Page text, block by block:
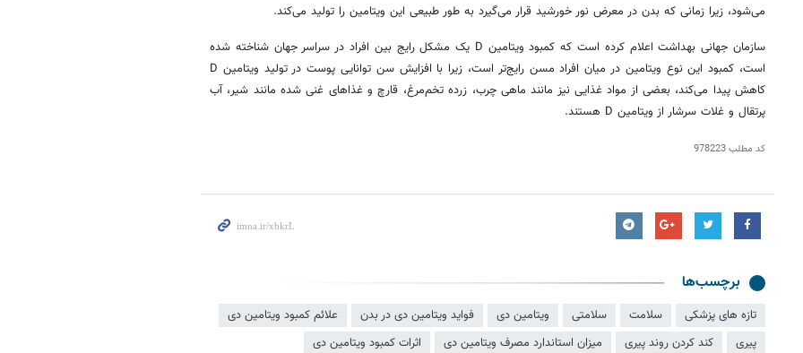
می‌‏شود، زیرا زمانی که بدن در معرض نور خورشید قرار می‌گیرد به طور طبیعی این ویتامین را تولید می‌کند.
سازمان جهانی بهداشت اعلام کرده است که کمبود ویتامین D یک مشکل رایج بین افراد در سراسر جهان شناخته شده
است، کمبود این نوع ویتامین در میان افراد مسن رایج‌تر است، زیرا با افزایش سن توانایی پوست در تولید ویتامین D
کاهش پیدا می‌کند، بعضی از مواد غذایی نیز مانند ماهی چرب، زرده تخم‌مرغ، قارچ و غذاهای غنی شده مانند شیر، آب
پرتقال و غلات سرشار از ویتامین D هستند.
کد مطلب978223
برچسب‌ها
تازه های پزشکی سلامت سلامتی ویتامین دی فواید ویتامین دی در بدن
علائم کمبود ویتامین دی
پیری
کند کردن روند پیری میزان استاندارد مصرف ویتامین دی اثرات کمبود ویتامین دی